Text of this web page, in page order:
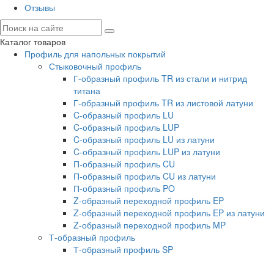
Отзывы
Каталог товаров
Профиль для напольных покрытий
Стыковочный профиль
Г-образный профиль TR из стали и нитрид
титана
Г-образный профиль TR из листовой латуни
C-образный профиль LU
C-образный профиль LUP
C-образный профиль LU из латуни
C-образный профиль LUP из латуни
П-образный профиль CU
П-образный профиль CU из латуни
П-образный профиль PO
Z-образный переходной профиль EP
Z-образный переходной профиль EP из латуни
Z-образный переходной профиль MP
Т-образный профиль
Т-образный профиль SP